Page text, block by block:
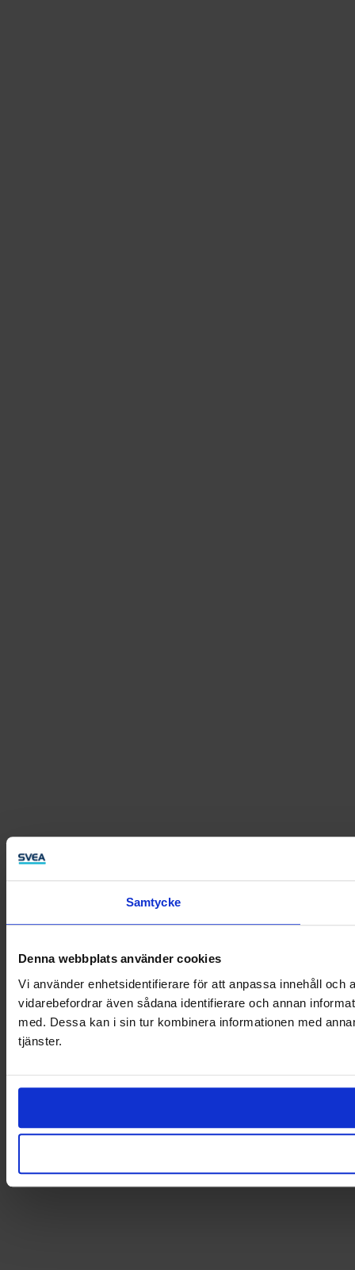
Samtycke
Denna webbplats använder cookies
Vi använder enhetsidentifierare för att anpassa innehåll
vidarebefordrar även sådana identifierare och annan
med. Dessa kan i sin tur kombinera informationen med
tjänster.